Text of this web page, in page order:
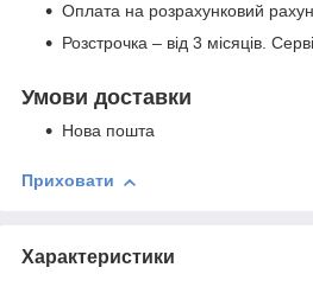
Оплата на розрахунковий
Розстрочка – від 3 місяців.
Умови доставки
Нова пошта
Приховати
Характеристики